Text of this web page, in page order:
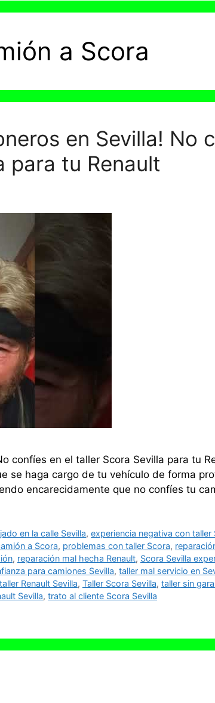
a Scora
en Sevilla! No
para tu Renault
confíes en el taller Scora Sevilla para tu
se haga cargo de tu vehículo de forma
encarecidamente que no confíes tu
en la calle Sevilla,experiencia negativa con taller
a Scora, problemas con taller Scora,
, reparación mal hecha Renault, Scora Sevilla
para camiones Sevilla, taller mal servicio en
taller Renault Sevilla, Taller Scora Sevilla, taller sin
Sevilla, trato al cliente Scora Sevilla